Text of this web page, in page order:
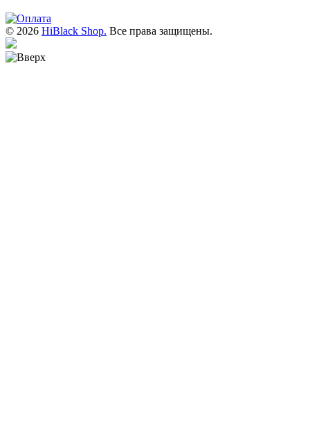
© 2026 HiBlack Shop. Все права защищены.